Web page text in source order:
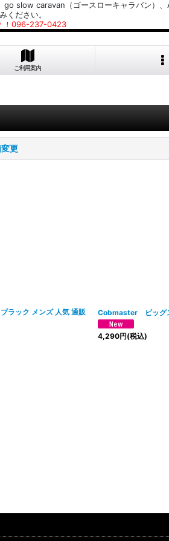
slow caravan（ゴースローキャラバン）
ください。
！096-237-0423
ご利用案内
更
ラック メンズ 人気 通販 Cobmaster ビッグ
4,290円(税込)